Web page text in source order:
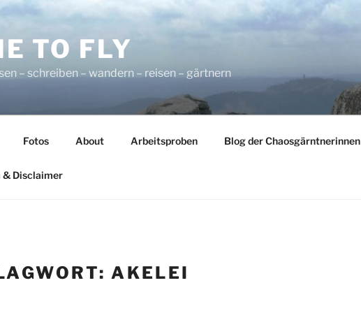
TO FLY
– schreiben – wandern – reisen – gärtnern
Fotos About Arbeitsproben Blog der Chaosgärntnerinnen
& Disclaimer
AKELEI